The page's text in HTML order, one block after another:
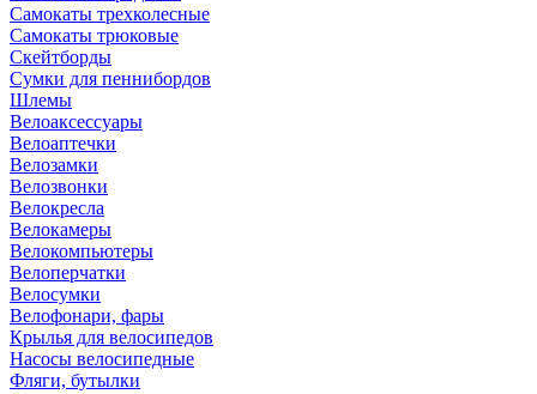
Самокаты трехколесные
Самокаты трюковые
Скейтборды
Сумки для пеннибордов
Шлемы
Велоаксессуары
Велоаптечки
Велозамки
Велозвонки
Велокресла
Велокамеры
Велокомпьютеры
Велоперчатки
Велосумки
Велофонари, фары
Крылья для велосипедов
Насосы велосипедные
Фляги, бутылки